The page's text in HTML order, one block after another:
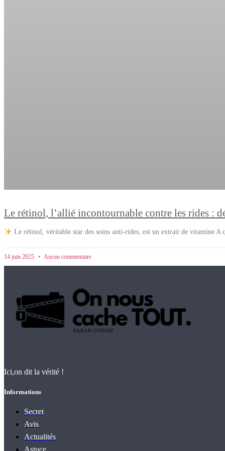
Le rétinol, l’allié incontournable contre les rides :
Le rétinol, véritable star des soins anti-rides, est un extrait de vitamine
14 juin 2025 Aucun commentaire
Ici,on dit la vérité !
Informations
Secret
Avis
Actualités
Astuce